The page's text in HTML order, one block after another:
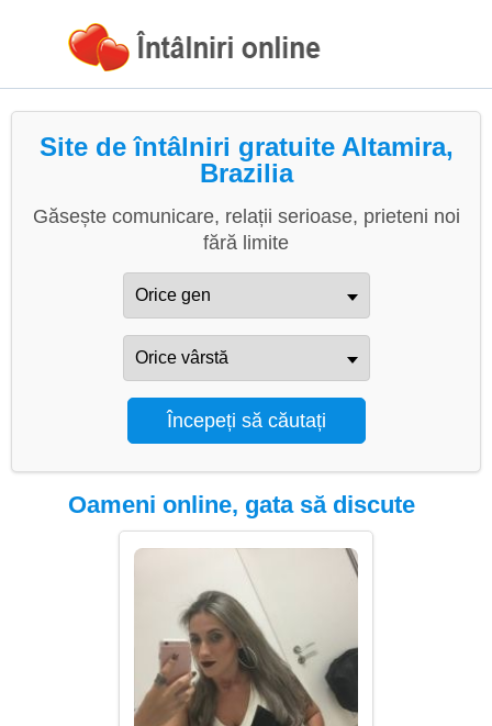
Site de întâlniri gratuite Altamira,
Brazilia
Găsește comunicare, relații serioase, prieteni noi
fără limite
Oameni online, gata să discute